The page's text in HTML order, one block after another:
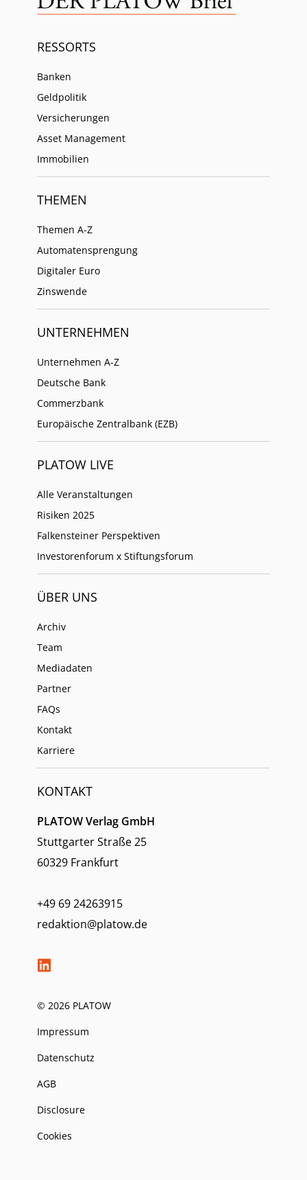
RESSORTS
Banken
Geldpolitik
Versicherungen
Asset Management
Immobilien
THEMEN
Themen A-Z
Automatensprengung
Digitaler Euro
Zinswende
UNTERNEHMEN
Unternehmen A-Z
Deutsche Bank
Commerzbank
Europäische Zentralbank (EZB)
PLATOW LIVE
Alle Veranstaltungen
Risiken 2025
Falkensteiner Perspektiven
Investorenforum x Stiftungsforum
ÜBER UNS
Archiv
Team
Mediadaten
Partner
FAQs
Kontakt
Karriere
KONTAKT
PLATOW Verlag GmbH
Stuttgarter Straße 25
60329 Frankfurt
+49 69 24263915
redaktion@platow.de
© 2026 PLATOW
Impressum
Datenschutz
AGB
Disclosure
Cookies